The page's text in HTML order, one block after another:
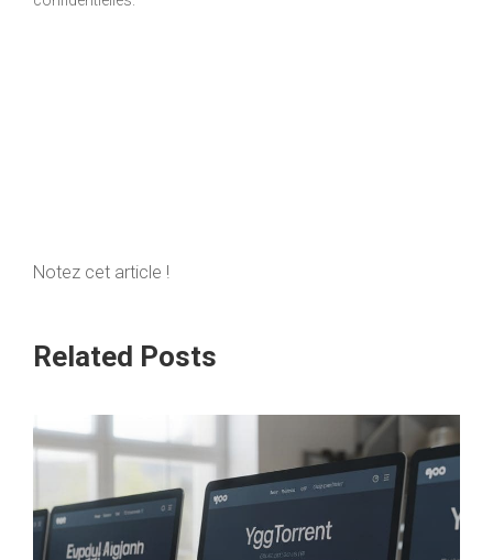
Notez cet article !
Related Posts